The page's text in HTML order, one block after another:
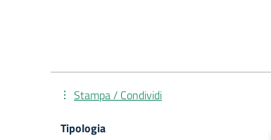
Stampa / Condividi
Tipologia